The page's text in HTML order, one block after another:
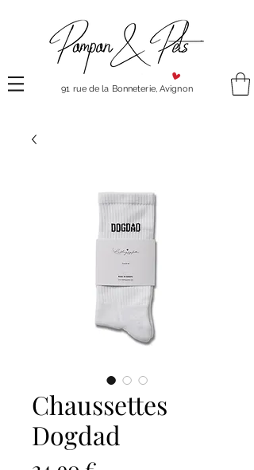
91 rue de la Bonneterie, Avignon
Chaussettes
Dogdad